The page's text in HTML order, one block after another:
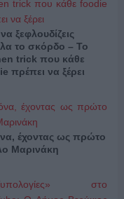
ξεφλουδίζεις
το σκόρδο – Το
trick που κάθε
πρέπει να ξέρει
έχοντας ως πρώτο
Μαρινάκη